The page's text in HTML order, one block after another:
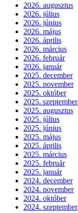
2026. augusztus
2026. július
2026. június
2026. május
2026. április
2026. március
2026. február
2026. január
2025. december
2025. november
2025. október
2025. szeptember
2025. augusztus
2025. július
2025. június
2025. május
2025. április
2025. március
2025. február
2025. január
2024. december
2024. november
2024. október
2024. szeptember